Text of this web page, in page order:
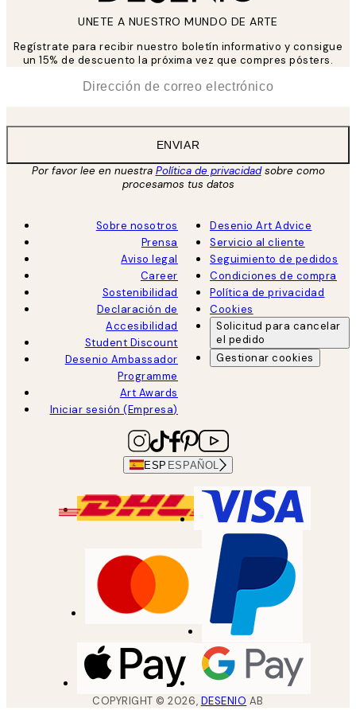
UNETE A NUESTRO MUNDO DE ARTE
Regístrate para recibir nuestro boletín informativo y consigue
un 15% de descuento la próxima vez que compres pósters.
ENVIAR
Por favor lee en nuestra Política de privacidadsobre como
procesamos tus datos
Sobre nosotros
Prensa
Aviso legal
Career
Sostenibilidad
Declaración de
Accesibilidad
Student Discount
Desenio Ambassador
Programme
Art Awards
Iniciar sesión (Empresa)
Desenio Art Advice
Servicio al cliente
Seguimiento de pedidos
Condiciones de compra
Política de privacidad
Cookies
Solicitud para cancelar
el pedido
Gestionar cookies
ESP ESPAÑOL
COPYRIGHT ©2026, DESENIO AB